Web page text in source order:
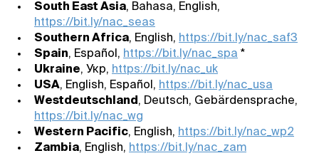
South East Asia, Bahasa, English,
https://bit.ly/nac_seas
Southern Africa, English, https://bit.ly/nac_saf3
Spain, Español, https://bit.ly/nac_spa *
Ukraine, Укр, https://bit.ly/nac_uk
USA, English, Español, https://bit.ly/nac_usa
Westdeutschland , Deutsch, Gebärdensprache,
https://bit.ly/nac_wg
Western Pacific, English, https://bit.ly/nac_wp2
Zambia, English, https://bit.ly/nac_zam